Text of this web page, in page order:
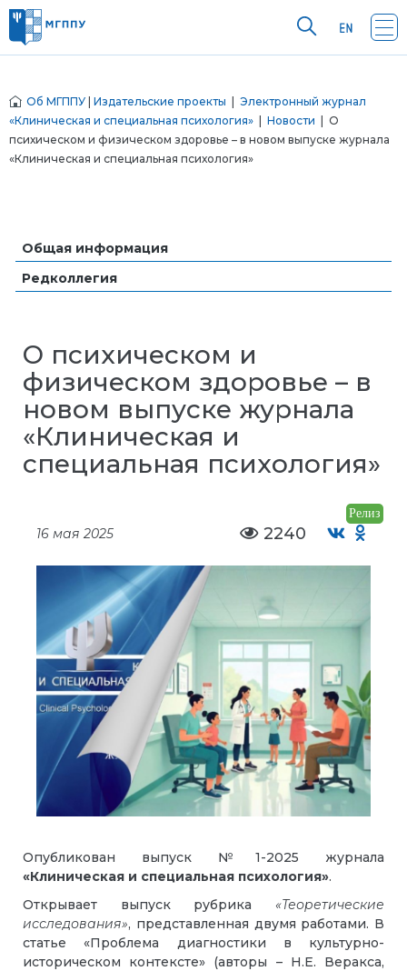
Об МГППУ Издательские проекты
Электронный журнал
«Клиническая и специальная психология»
Новости | О
психическом и физическом здоровье – в новом выпуске журнала
«Клиническая и специальная психология»
Общая информация
Редколлегия
О психическом и
физическом здоровье – в
новом выпуске журнала
«Клиническая и
специальная психология»
Релиз
16 мая 2025 2240
Опубликован выпуск №1-2025 журнала
«Клиническая и специальная психология».
Открывает выпуск рубрика «Теоретические
исследования», представленная двумя работами. В
статье «Проблема диагностики в культурно-
историческом контексте» (авторы – Н.Е. Веракса,